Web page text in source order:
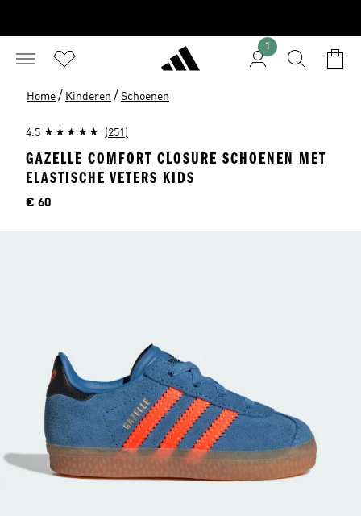
1
Home / Kinderen / Schoenen
4.5 (251)
GAZELLE COMFORT CLOSURE SCHOENEN MET
ELASTISCHE VETERS KIDS
Price
€ 60